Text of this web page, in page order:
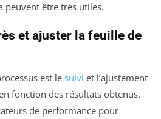
peuvent être très utiles.
et ajuster la feuille de
est le suivi et l’ajustement
fonction des résultats obtenus.
de performance pour